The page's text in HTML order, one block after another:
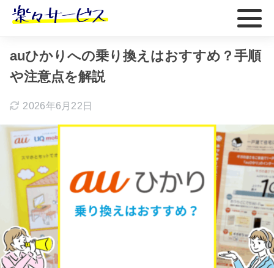
ホーム おすすめ
auひかりへの乗り換えはおすすめ？手順
や注意点を解説
2026年6月22日